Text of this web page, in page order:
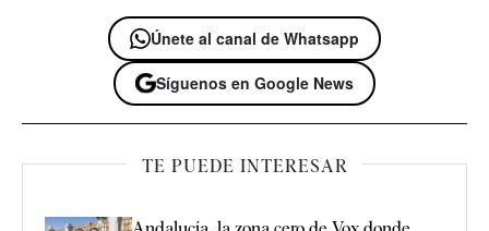
Únete al canal de Whatsapp
Síguenos en Google News
TE PUEDE INTERESAR